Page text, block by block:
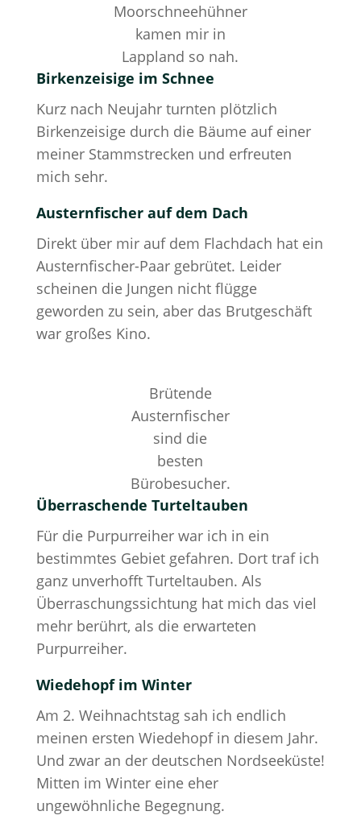
Moorschneehühner
kamen mir in
Lappland so nah.
Birkenzeisige im Schnee
Kurz nach Neujahr turnten plötzlich
Birkenzeisige durch die Bäume auf einer
meiner Stammstrecken und erfreuten
mich sehr.
Austernfischer auf dem Dach
Direkt über mir auf dem Flachdach hat ein
Austernfischer-Paar gebrütet. Leider
scheinen die Jungen nicht flügge
geworden zu sein, aber das Brutgeschäft
war großes Kino.
Brütende
Austernfischer
sind die
besten
Bürobesucher.
Überraschende Turteltauben
Für die Purpurreiher war ich in ein
bestimmtes Gebiet gefahren. Dort traf ich
ganz unverhofft Turteltauben. Als
Überraschungssichtung hat mich das viel
mehr berührt, als die erwarteten
Purpurreiher.
Wiedehopf im Winter
Am 2. Weihnachtstag sah ich endlich
meinen ersten Wiedehopf in diesem Jahr.
Und zwar an der deutschen Nordseeküste!
Mitten im Winter eine eher
ungewöhnliche Begegnung.